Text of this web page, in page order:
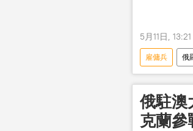
5月11日, 13:21
雇傭兵 俄
俄駐澳
克蘭參